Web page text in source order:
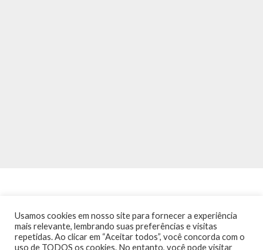
INÍCIO NOTÍCIAS AGENDA CONTATO TRÂNSITO NA PONTE
Usamos cookies em nosso site para fornecer a experiência
mais relevante, lembrando suas preferências e visitas
repetidas. Ao clicar em “Aceitar todos”, você concorda com o
uso de TODOS os cookies. No entanto, você pode visitar